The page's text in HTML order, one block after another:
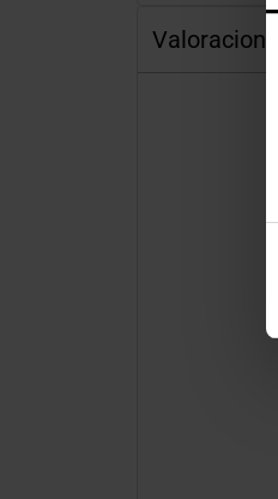
Valoraciones